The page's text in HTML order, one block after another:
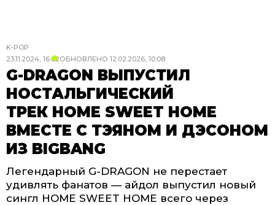
K-POP
23.11.2024, 16:02ОБНОВЛЕНО 12.02.2026, 10:08
G-DRAGON ВЫПУСТИЛ
НОСТАЛЬГИЧЕСКИЙ
ТРЕК HOME SWEET HOME
ВМЕСТЕ С ТЭЯНОМ И ДЭСОНОМ
ИЗ BIGBANG
Легендарный G-DRAGON не перестает
удивлять фанатов — айдол выпустил новый
сингл HOME SWEET HOME всего через